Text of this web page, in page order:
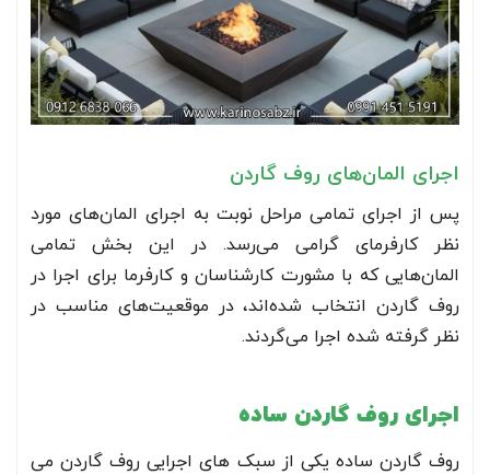
اجرای المان‌های روف گاردن
پس از اجرای تمامی مراحل نوبت به اجرای المان‌های مورد
نظر کارفرمای گرامی می‌رسد. در این بخش تمامی
المان‌هایی که با مشورت کارشناسان و کارفرما برای اجرا در
روف گاردن انتخاب شده‌اند، در موقعیت‌های مناسب در
نظر گرفته شده اجرا می‌گردند.
اجرای روف گاردن ساده
روف گاردن ساده یکی از سبک های اجرایی روف گاردن می